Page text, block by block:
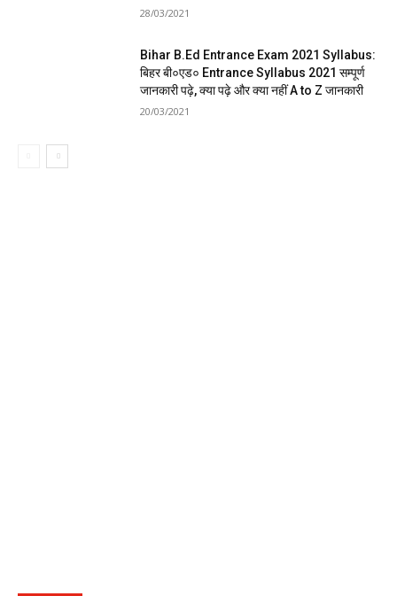
28/03/2021
Bihar B.Ed Entrance Exam 2021 Syllabus:
बिहर बी०एड० Entrance Syllabus 2021 सम्पूर्ण
जानकारी पढ़े, क्या पढ़े और क्या नहीं A to Z जानकारी
20/03/2021